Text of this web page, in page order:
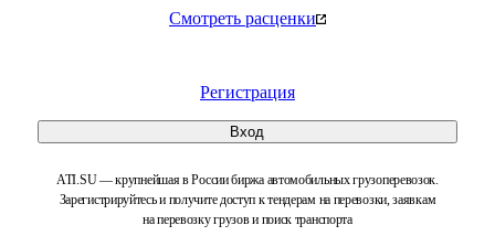
Смотреть расценки
Регистрация
Вход
ATI.SU — крупнейшая в России биржа автомобильных грузоперевозок.
Зарегистрируйтесь и получите доступ к тендерам на перевозки, заявкам
на перевозку грузов и поиск транспорта